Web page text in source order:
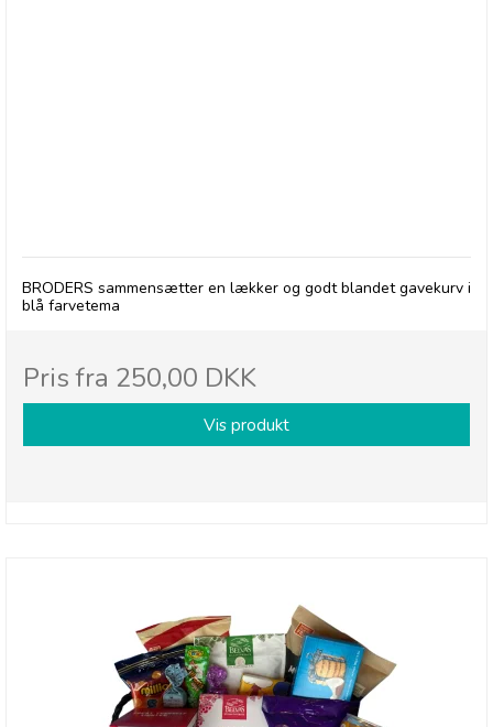
BRODERS sammensætter en lækker og godt blandet gavekurv i
blå farvetema
Pris fra 250,00 DKK
Vis produkt